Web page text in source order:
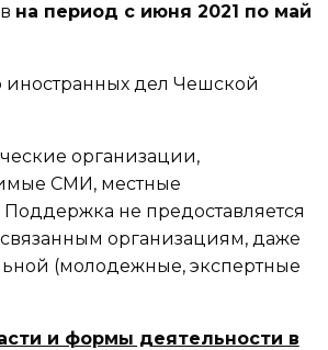
на период с июня 2021 по май
дел Чешской
организации,
СМИ, местные
не предоставляется
организациям, даже
(молодежные, экспертные
и формы деятельности в